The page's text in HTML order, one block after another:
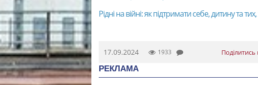
Рідні на війні: як підтримати себе, дитину та
17.09.2024 1933
РЕКЛАМА